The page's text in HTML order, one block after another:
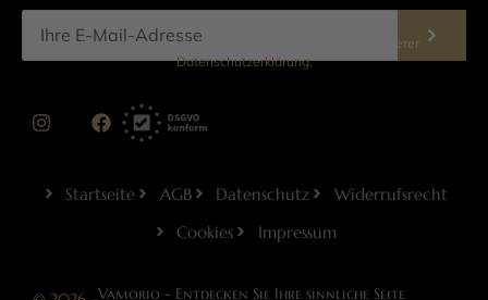
Informationen zur Datenverarbeitung finden Sie in unserer
Datenschutzerklärung.
Startseite AGB Datenschutz
Widerrufsrecht
Cookies
Impressum
Vamorio - Entdecken Sie Ihre sinnliche Seite